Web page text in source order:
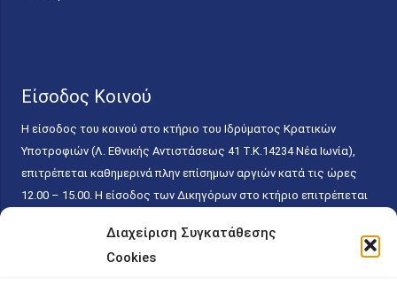
Διαχείριση Συγκατάθεσης
Cookies
Είσοδος Κοινού
Η είσοδος του κοινού στο κτήριο του Ιδρύματος Κρατικών
Υποτροφιών (Λ. Εθνικής Αντιστάσεως 41 T.K.14234 Νέα Ιωνία),
επιτρέπεται καθημερινά πλην επίσημων αργιών κατά τις ώρες
12.00 – 15.00. Η είσοδος των Δικηγόρων στο κτήριο επιτρέπεται
κάθε εργάσιμη ημέρα και ώρα χωρίς κανέναν χρονικό ή άλλο
περιορισμό. Η είσοδος του κοινού ειδικά στο γραφείο του